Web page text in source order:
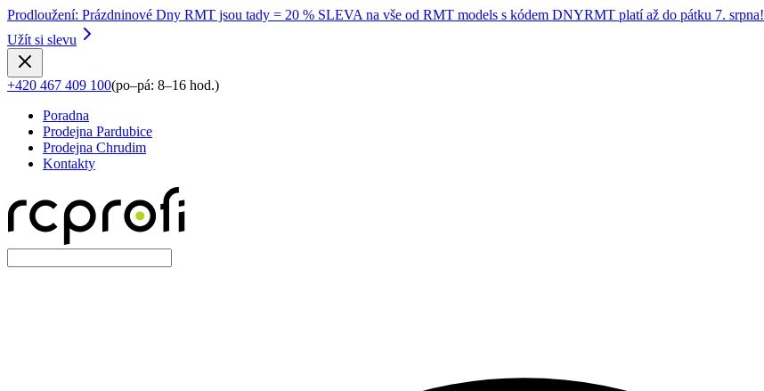
Prodloužení: Prázdninové Dny RMT jsou tady = 20 % SLEVA na vše od RMT models s kódem DNYRMT platí až do pátku 7. srpna!
Užít si slevu
+420 467 409 100(po–pá: 8–16 hod.)
Poradna
Prodejna Pardubice
Prodejna Chrudim
Kontakty